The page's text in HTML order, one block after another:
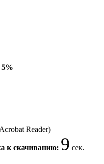
5%
Reader)
к скачиванию: 8 сек.